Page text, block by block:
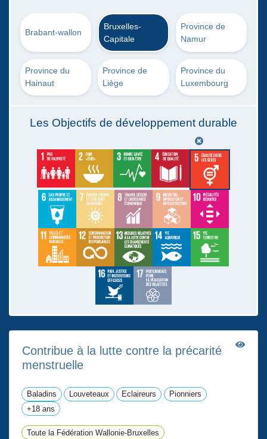
Brabant-wallon
Bruxelles-
Capitale
Province de
Namur
Province du
Hainaut
Province de
Liège
Province du
Luxembourg
Les Objectifs de développement durable
Contribue à la lutte contre la précarité
menstruelle
Baladins Louveteaux Eclaireurs
Pionniers
+18 ans
Toute la Fédération Wallonie-Bruxelles